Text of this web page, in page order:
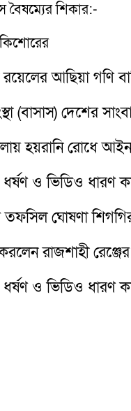
বৈষম্যের শিকার:-
কিশোরের
রয়েলের আছিয়া গণি
(বাসাস) দেশের
হয়রানি রোধে
ও ভিডিও ধারণ
তফসিল ঘোষণা
করলেন রাজশাহী
ও ভিডিও ধারণ